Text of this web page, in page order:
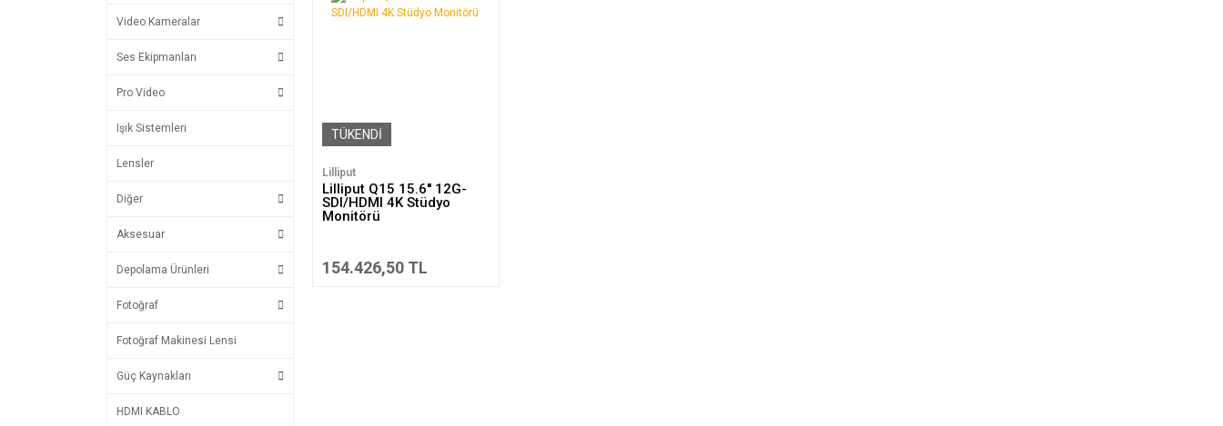
Video Kameralar
Ses Ekipmanları
Pro Video
Işık Sistemleri
Lensler
Diğer
Aksesuar
Depolama Ürünleri
Fotoğraf
Fotoğraf Makinesi Lensi
Güç Kaynakları
HDMI KABLO
TÜKENDİ
Lilliput
Lilliput Q15 15.6'' 12G-
SDI/HDMI 4K Stüdyo
Monitörü
154.426,50 TL